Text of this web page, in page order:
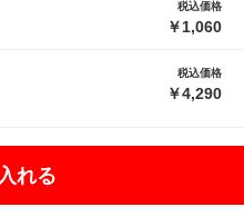
税込価格
￥1,060
税込価格
￥4,290
れる